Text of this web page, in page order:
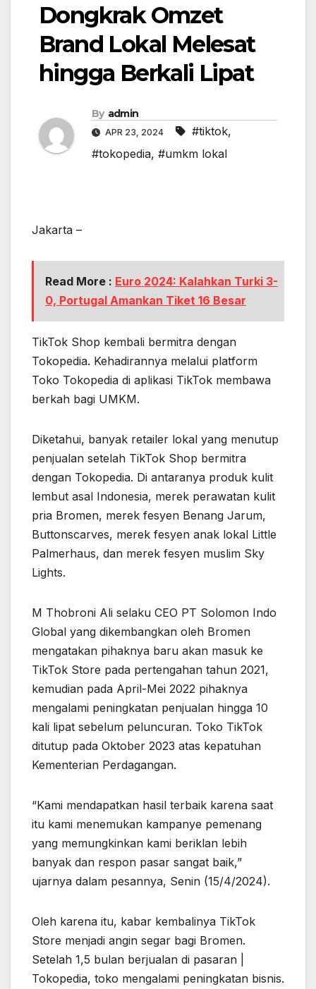
Dongkrak Omzet
Brand Lokal Melesat
hingga Berkali Lipat
By admin
APR 23, 2024 #tiktok,
#tokopedia, #umkm lokal
Jakarta –
Read More : Euro 2024: Kalahkan Turki 3-
0, Portugal Amankan Tiket 16 Besar
TikTok Shop kembali bermitra dengan
Tokopedia. Kehadirannya melalui platform
Toko Tokopedia di aplikasi TikTok membawa
berkah bagi UMKM.
Diketahui, banyak retailer lokal yang menutup
penjualan setelah TikTok Shop bermitra
dengan Tokopedia. Di antaranya produk kulit
lembut asal Indonesia, merek perawatan kulit
pria Bromen, merek fesyen Benang Jarum,
Buttonscarves, merek fesyen anak lokal Little
Palmerhaus, dan merek fesyen muslim Sky
Lights.
M Thobroni Ali selaku CEO PT Solomon Indo
Global yang dikembangkan oleh Bromen
mengatakan pihaknya baru akan masuk ke
TikTok Store pada pertengahan tahun 2021,
kemudian pada April-Mei 2022 pihaknya
mengalami peningkatan penjualan hingga 10
kali lipat sebelum peluncuran. Toko TikTok
ditutup pada Oktober 2023 atas kepatuhan
Kementerian Perdagangan.
“Kami mendapatkan hasil terbaik karena saat
itu kami menemukan kampanye pemenang
yang memungkinkan kami beriklan lebih
banyak dan respon pasar sangat baik,”
ujarnya dalam pesannya, Senin (15/4/2024).
Oleh karena itu, kabar kembalinya TikTok
Store menjadi angin segar bagi Bromen.
Setelah 1,5 bulan berjualan di pasaran |
Tokopedia, toko mengalami peningkatan bisnis.